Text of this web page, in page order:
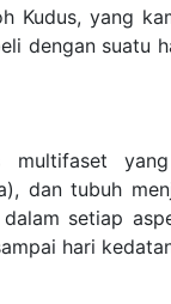
Kudus, yang
dengan suatu
multifaset
dan tubuh
setiap
hari